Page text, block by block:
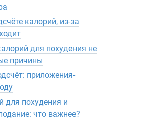
калорий, из-за
для похудения не
причины
приложения-
для похудения и
что важнее?